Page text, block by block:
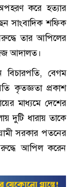
করে হত্যার
সাংবাদিক শফিক
তার আপিলের
জজ আদালত।
বিচারপতি, বেগম
কৃতজ্ঞতা প্রকাশ
মাধ্যমে দেশের
দুটি ধারায় তাকে
সরকার পতনের
আপিল করেন